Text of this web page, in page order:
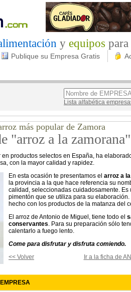
y equipos
Publique su Empresa Gratis
Lista alfabética
más popular de Zamora
"arroz a la
en productos selectos en España, ha
con la mayor calidad y rapidez.
En esta ocasión te presentamos el arroz a
la provincia a la que hace referencia su
calidad, seleccionadas cuidadosamente.
pimentón que se utiliza para su
hecho con los productos de la matanza del
El arroz de Antonio de Miguel, tiene todo el
conservantes. Para su preparación sólo
calentarlo a fuego lento.
Come para disfrutar y disfruta comiendo.
<< Volver
Ir a la ficha de